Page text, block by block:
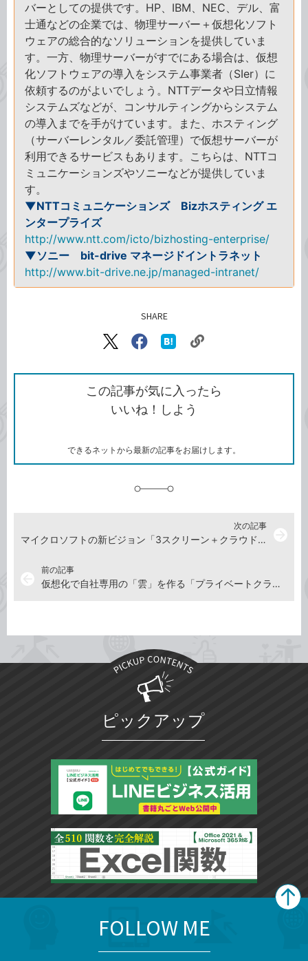
バーとしての提供です。HP、IBM、NEC、デル、富
士通などの企業では、物理サーバー＋仮想化ソフト
ウェアの総合的なソリューションを提供していま
す。一方、物理サーバーがすでにある場合は、仮想
化ソフトウェアの導入をシステム事業者（SIer）に
依頼するのがよいでしょう。NTTデータや日立情報
システムズなどが、コンサルティングからシステム
の導入までを手がけています。また、ホスティング
（サーバーレンタル／委託管理）で仮想サーバーが
利用できるサービスもあります。こちらは、NTTコ
ミュニケーションズやソニーなどが提供していま
す。
▼NTTコミュニケーションズ Bizホスティング エ
ンタープライズ
http://www.ntt.com/icto/bizhosting-enterprise/
▼ソニー bit-drive マネージドイントラネット
http://www.bit-drive.ne.jp/managed-intranet/
SHARE
X（旧
で
シ
ェ
ア
Facebook
シ
ェ
ア
な
ブ
ッ
ク
ク
ク
を
コ
この記事が気に入ったら
いいね！しよう
できるネットから最新の記事をお届けします。
前の記事
仮想化で自社専用の「雲」を作る「プライベートクラウド」
次の記事
マイクロソフトの新ビジョン「3スクリーン＋クラウド」
ピックアップ
FOLLOW ME